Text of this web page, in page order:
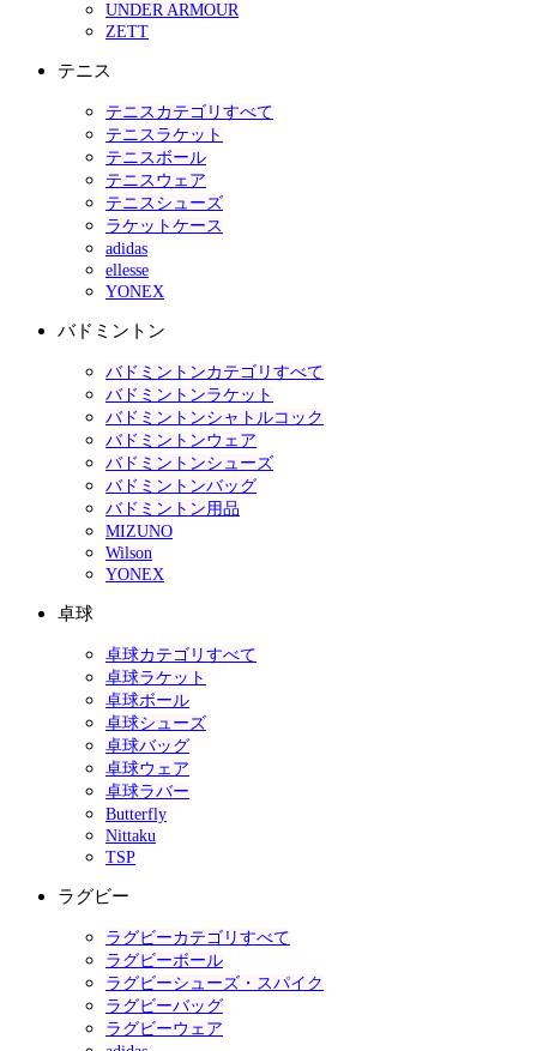
UNDER ARMOUR
ZETT
テニス
テニスカテゴリすべて
テニスラケット
テニスボール
テニスウェア
テニスシューズ
ラケットケース
adidas
ellesse
YONEX
バドミントン
バドミントンカテゴリすべて
バドミントンラケット
バドミントンシャトルコック
バドミントンウェア
バドミントンシューズ
バドミントンバッグ
バドミントン用品
MIZUNO
Wilson
YONEX
卓球
卓球カテゴリすべて
卓球ラケット
卓球ボール
卓球シューズ
卓球バッグ
卓球ウェア
卓球ラバー
Butterfly
Nittaku
TSP
ラグビー
ラグビーカテゴリすべて
ラグビーボール
ラグビーシューズ・スパイク
ラグビーバッグ
ラグビーウェア